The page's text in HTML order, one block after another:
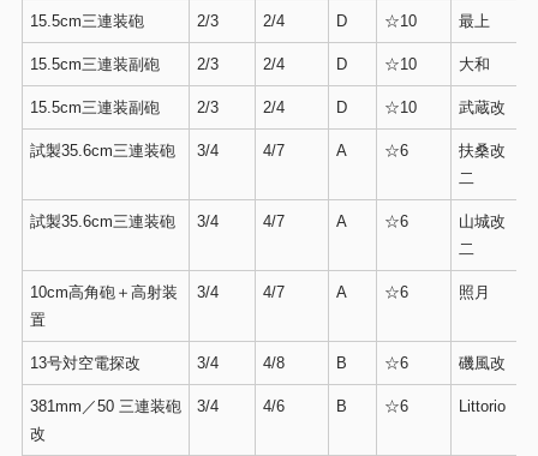
15.5cm三連装砲 2/3 2/4 D ☆10 最上
15.5cm三連装副砲 2/3 2/4 D ☆10 大和
15.5cm三連装副砲 2/3 2/4 D ☆10 武蔵改
試製35.6cm三連装砲 3/4 4/7 A ☆6
扶桑改
二
試製35.6cm三連装砲 3/4 4/7 A ☆6
山城改
二
10cm高角砲＋高射装
置
3/4 4/7 A ☆6 照月
13号対空電探改 3/4 4/8 B ☆6 磯風改
381mm／50 三連装砲
改
3/4 4/6 B ☆6 Littorio